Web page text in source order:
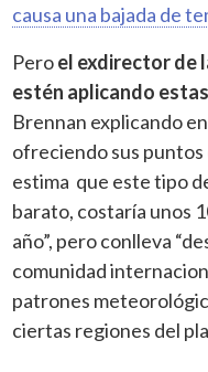
causa una bajada de
Peroel exdirector de
estén aplicando
Brennan explicando
ofreciendo sus puntos
estima que este tipo
barato, costaría unos
año”, pero conlleva
comunidad
patrones
ciertas regiones del